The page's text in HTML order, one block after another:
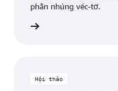
phần nhúng véc-tơ.
Hội thảo